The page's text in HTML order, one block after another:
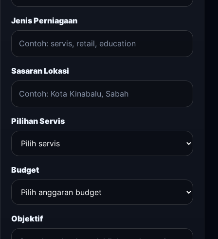
Jenis Perniagaan
Sasaran Lokasi
Pilihan Servis
Budget
Objektif